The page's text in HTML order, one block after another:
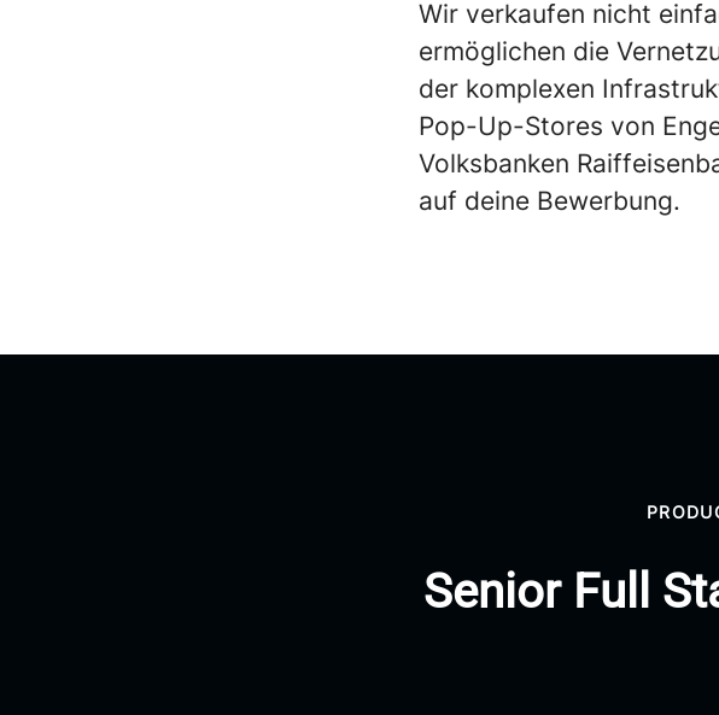
Wir verkaufen nicht
ermöglichen die
der komplexen
Pop-Up-Stores von
Volksbanken
auf deine Bewerbung.
Senior Full